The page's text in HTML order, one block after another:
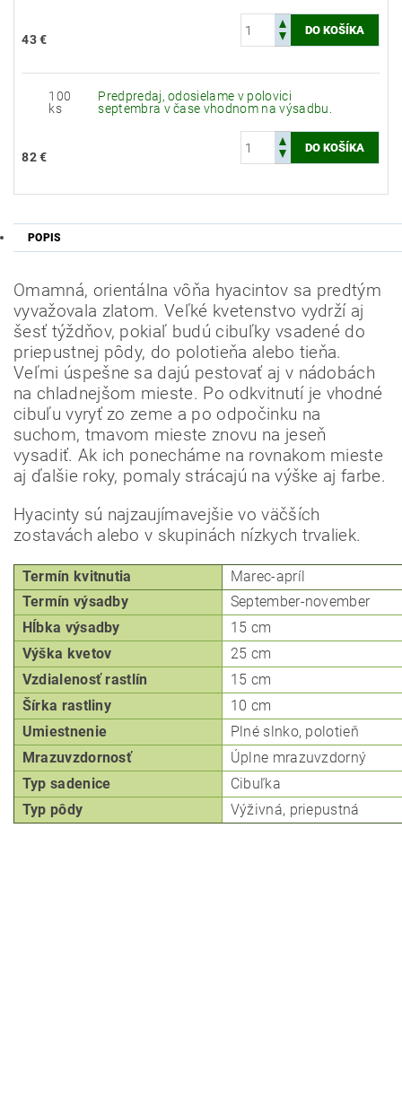
43 €
100
ks
Predpredaj, odosielame v polovici
septembra v čase vhodnom na výsadbu.
82 €
POPIS
Omamná, orientálna vôňa hyacintov sa predtým
vyvažovala zlatom. Veľké kvetenstvo vydrží aj
šesť týždňov, pokiaľ budú cibuľky vsadené do
priepustnej pôdy, do polotieňa alebo tieňa.
Veľmi úspešne sa dajú pestovať aj v nádobách
na chladnejšom mieste. Po odkvitnutí je vhodné
cibuľu vyryť zo zeme a po odpočinku na
suchom, tmavom mieste znovu na jeseň
vysadiť. Ak ich ponecháme na rovnakom mieste
aj ďalšie roky, pomaly strácajú na výške aj farbe.
Hyacinty sú najzaujímavejšie vo väčších
zostavách alebo v skupinách nízkych trvaliek.
Termín kvitnutia
Marec-apríl
Termín výsadby
September-november
Hĺbka výsadby
15 cm
Výška kvetov
25 cm
Vzdialenosť rastlín
15 cm
Šírka rastliny
10 cm
Umiestnenie
Plné slnko, polotieň
Mrazuvzdornosť
Úplne mrazuvzdorný
Typ sadenice
Cibuľka
Typ pôdy
Výživná, priepustná
Powered by chaterimo